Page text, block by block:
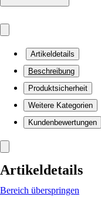
Artikeldetails
Beschreibung
Produktsicherheit
Weitere Kategorien
Kundenbewertungen
Artikeldetails
Bereich überspringen